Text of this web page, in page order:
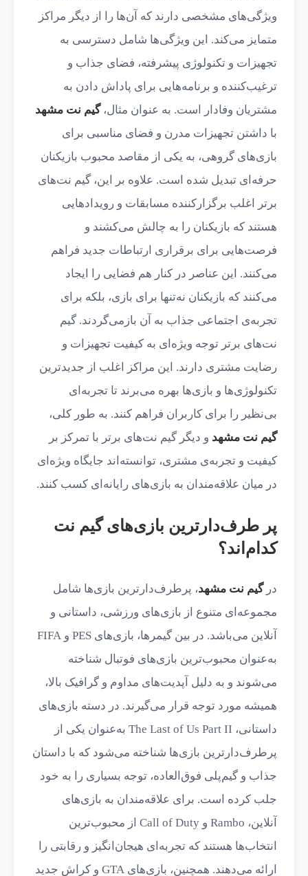
ویژگی‌های مشخصی دارند که آن‌ها را از دیگر مراکز
متمایز می‌کند. این ویژگی‌ها شامل دسترسی به
تجهیزات و تکنولوژی پیشرفته، فضای جذاب و
ترغیب‌کننده و برنامه‌هایی برای پاداش دادن به
مشتریان وفادار است. به عنوان مثال،گیم نت مشهد
با داشتن تجهیزات مدرن و فضای مناسبی برای
بازی‌های گروهی، به یکی از مقاصد محبوب بازیکنان
حرفه‌ای تبدیل شده است. علاوه بر این، گیم نت‌های
برتر اغلب برگزارکننده مسابقات و رویدادهایی
هستند که بازیکنان را به چالش می‌کشند و
فرصت‌هایی برای برقراری ارتباطات جدید فراهم
می‌کنند. این عناصر در کنار هم فضایی را ایجاد
می‌کنند که بازیکنان نه‌تنها برای بازی، بلکه برای
تجربه‌ی اجتماعی جذاب به آن بازمی‌گردند. گیم
نت‌های برتر توجه ویژه‌ای به کیفیت تجهیزات و
رضایت مشتری دارند. این مراکز اغلب از جدیدترین
تکنولوژی‌ها و بازی‌ها بهره می‌برند تا تجربه‌ای
بی‌نظیر را برای کاربران فراهم کنند. به طور کلی،
گیم نت مشهد و دیگر گیم نت‌های برتر با تمرکز بر
کیفیت و تجربه‌ی مشتری، توانسته‌اند جایگاه ویژه‌ای
در میان علاقه‌مندان به بازی‌های رایانه‌ای کسب کنند.
پر طرف‌دارترین بازی‌های گیم نت
کدام‌اند؟
درگیم نت مشهد، پرطرف‌دارترین بازی‌ها شامل
مجموعه‌ای متنوع از بازی‌های ورزشی، داستانی و
آنلاین می‌باشد. در بین گیمرها، بازی‌های PES و FIFA
به‌عنوان محبوب‌ترین بازی‌های فوتبال شناخته
می‌شوند و به دلیل آپدیت‌های مداوم و گرافیک بالا،
همیشه مورد توجه قرار می‌گیرند. در دسته بازی‌های
داستانی، The Last of Us Part II به‌عنوان یکی از
پرطرف‌دارترین بازی‌ها شناخته می‌شود که با داستان
جذاب و گیم‌پلی فوق‌العاده، توجه بسیاری را به خود
جلب کرده است. برای علاقه‌مندان به بازی‌های
آنلاین، Rambo و Call of Duty از محبوب‌ترین
انتخاب‌ها هستند که تجربه‌ای هیجان‌انگیز و رقابتی را
ارائه می‌دهند. همچنین، بازی‌های GTA و کراش جدید